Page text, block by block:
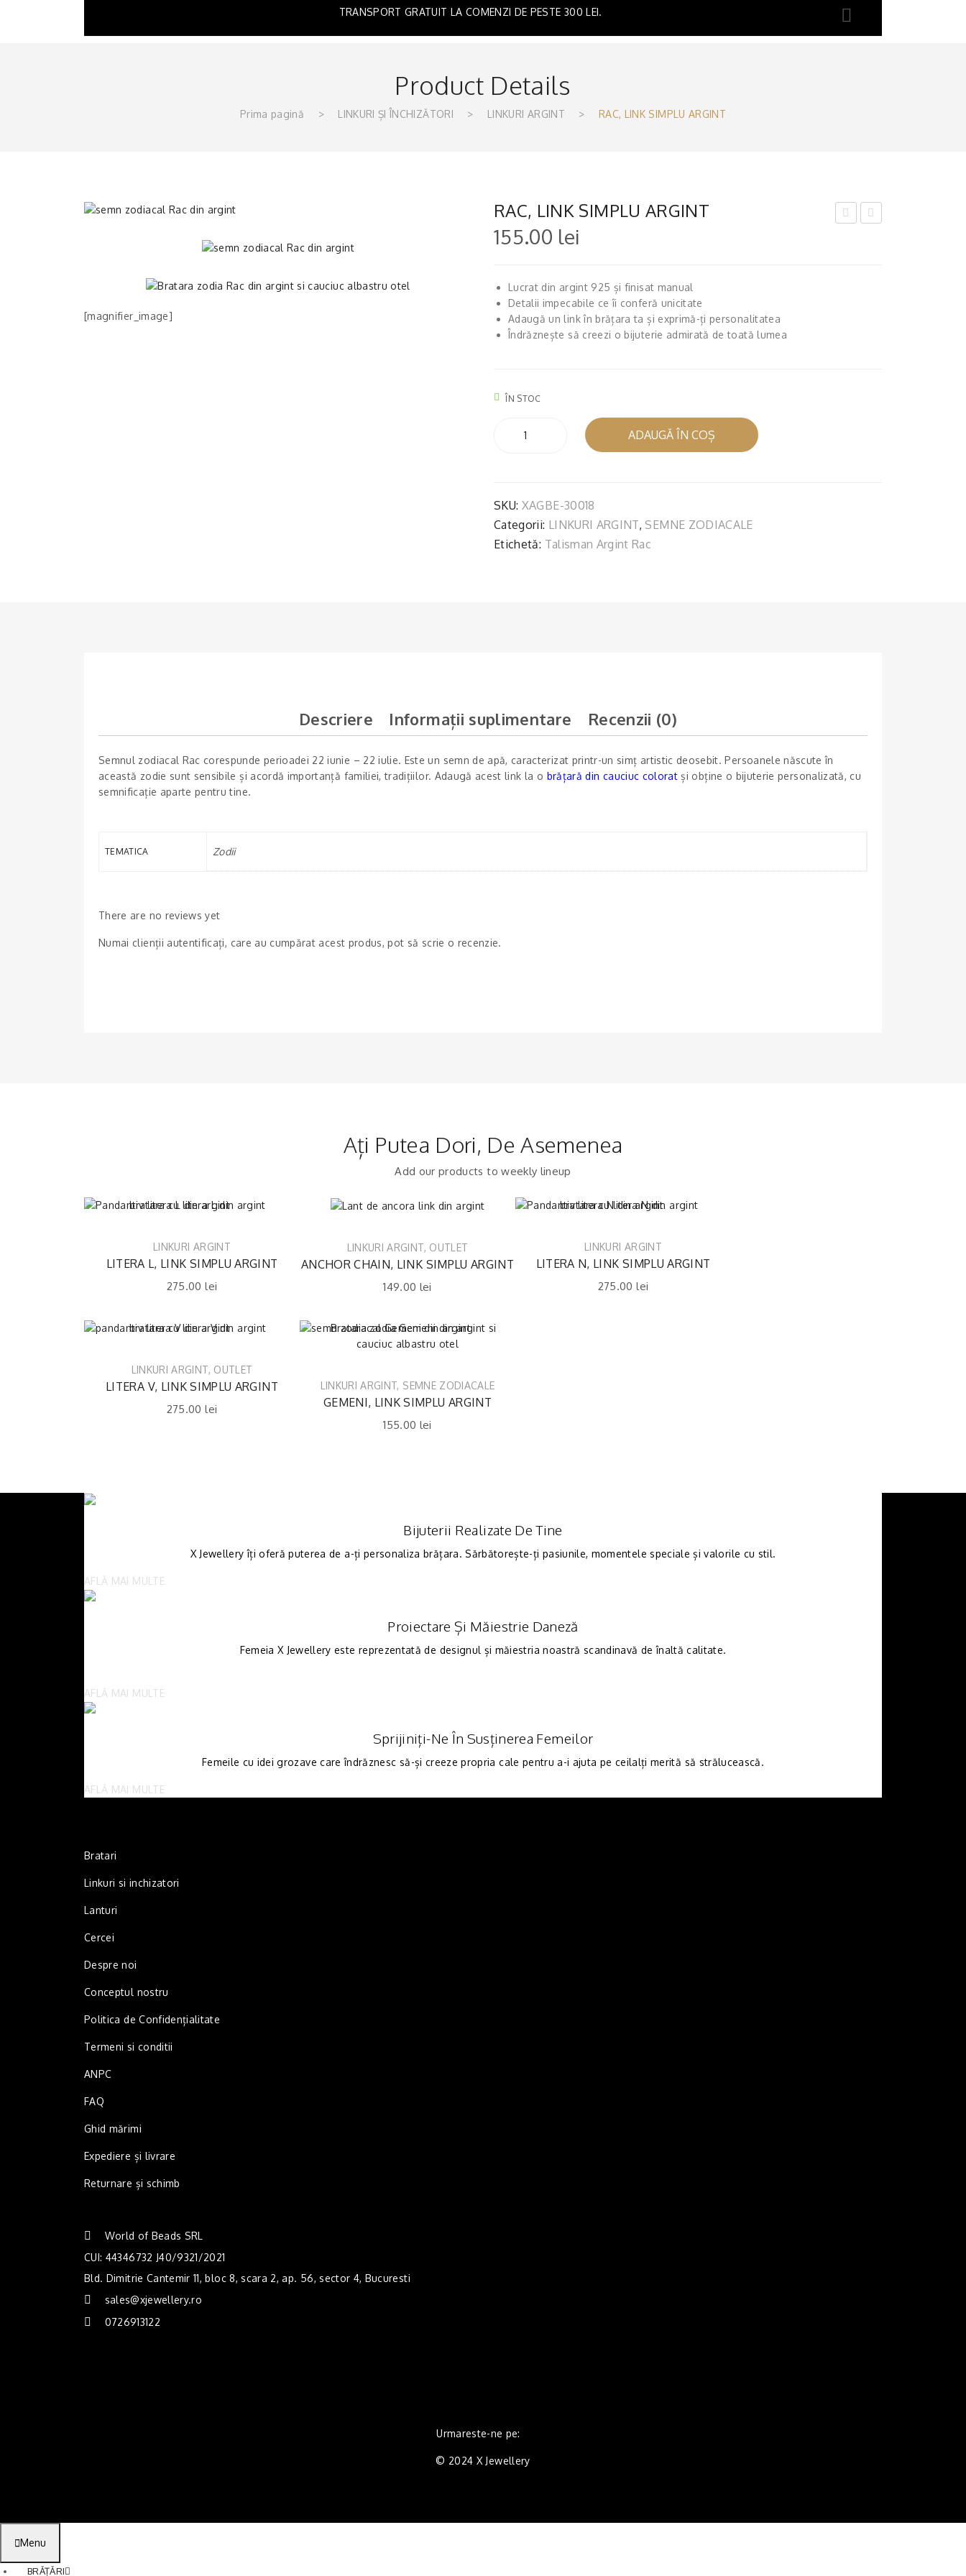
TRANSPORT GRATUIT LA COMENZI DE PESTE 300 LEI.
Product Details
Prima pagină > LINKURI ȘI ÎNCHIZĂTORI > LINKURI ARGINT > RAC, LINK SIMPLU ARGINT
[magnifier_image]
RAC, LINK SIMPLU ARGINT
155.00 lei
Lucrat din argint 925 și finisat manual
Detalii impecabile ce îi conferă unicitate
Adaugă un link în brățara ta și exprimă-ți personalitatea
Îndrăznește să creezi o bijuterie admirată de toată lumea
ÎN STOC
ADAUGĂ ÎN COȘ
SKU: XAGBE-30018
Categorii: LINKURI ARGINT, SEMNE ZODIACALE
Etichetă: Talisman Argint Rac
Descriere Informații suplimentare Recenzii (0)
Semnul zodiacal Rac corespunde perioadei 22 iunie – 22 iulie. Este un semn de apă, caracterizat printr-un simț artistic deosebit. Persoanele născute în
această zodie sunt sensibile și acordă importanță familiei, tradițiilor. Adaugă acest link la o brățară din cauciuc colorat și obține o bijuterie personalizată, cu
semnificație aparte pentru tine.
TEMATICA Zodii
There are no reviews yet
Numai clienții autentificați, care au cumpărat acest produs, pot să scrie o recenzie.
Ați Putea Dori, De Asemenea
Add our products to weekly lineup
LINKURI ARGINT
LITERA L, LINK SIMPLU ARGINT
275.00lei
LINKURI ARGINT, OUTLET
ANCHOR CHAIN, LINK SIMPLU ARGINT
149.00 lei
LINKURI ARGINT
LITERA N, LINK SIMPLU ARGINT
275.00lei
LINKURI ARGINT, OUTLET
LITERA V, LINK SIMPLU ARGINT
275.00lei
LINKURI ARGINT, SEMNE ZODIACALE
GEMENI, LINK SIMPLU ARGINT
155.00 lei
Bijuterii Realizate De Tine
X Jewellery îți oferă puterea de a-ți personaliza brățara. Sărbătorește-ți pasiunile, momentele speciale și valorile cu stil.
AFLĂ MAI MULTE
Proiectare Și Măiestrie Daneză
Femeia X Jewellery este reprezentată de designul și măiestria noastră scandinavă de înaltă calitate.
AFLĂ MAI MULTE
Sprijiniți-Ne În Susținerea Femeilor
Femeile cu idei grozave care îndrăznesc să-și creeze propria cale pentru a-i ajuta pe ceilalți merită să strălucească.
AFLĂ MAI MULTE
Bratari
Linkuri si inchizatori
Lanturi
Cercei
Despre noi
Conceptul nostru
Politica de Confidențialitate
Termeni si conditii
ANPC
FAQ
Ghid mărimi
Expediere și livrare
Returnare și schimb
World of Beads SRL
CUI: 44346732 J40/9321/2021
Bld. Dimitrie Cantemir 11, bloc 8, scara 2, ap. 56, sector 4, Bucuresti
sales@xjewellery.ro
0726913122
Urmareste-ne pe:
© 2024 X Jewellery
Menu
BRĂȚĂRI